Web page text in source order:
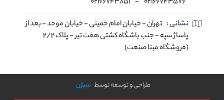
نشانی : تهران - خیابان امام خمینی - خیابان موحد - بعد از
پاساژ سپه - جنب باشگاه کشتی هفت تیر - پلاک 2/2
(فروشگاه مبنا صنعت)
طراحی و توسعه توسط سیژن